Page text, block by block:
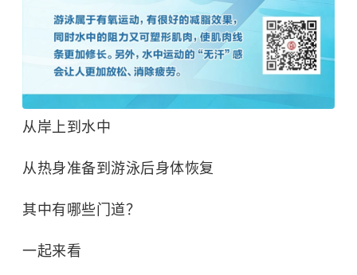
从岸上到水中
从热身准备到游泳后身体恢复
其中有哪些门道？
一起来看